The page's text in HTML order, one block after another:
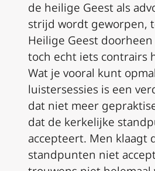
de heilige Geest als
strijd wordt geworpen,
Heilige Geest
toch echt iets contrairs
Wat je vooral kunt
luistersessies is een
dat niet meer
dat de kerkelijke
accepteert. Men klaagt
standpunten niet